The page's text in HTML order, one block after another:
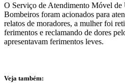
O Serviço de Atendimento Móvel de
Bombeiros foram acionados para
relatos de moradores, a mulher foi
ferimentos e reclamando de dores
apresentavam ferimentos leves.
Veja também: